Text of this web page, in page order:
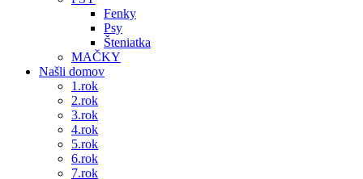
Fenky
Psy
Šteniatka
MAČKY
Našli domov
1.rok
2.rok
3.rok
4.rok
5.rok
6.rok
7.rok